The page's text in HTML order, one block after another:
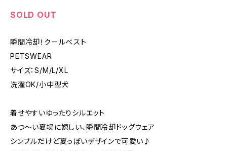
SOLD OUT
瞬間冷却！クールベスト
PETSWEAR
サイズ：S/M/L/XL
洗濯OK/小中型犬
着せやすいゆったりシルエット
あつ～い夏場に嬉しい、瞬間冷却ドッグウェア
シンプルだけど夏っぽいデザインで可愛い♪